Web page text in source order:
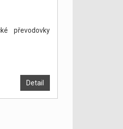
převodovky
Detail